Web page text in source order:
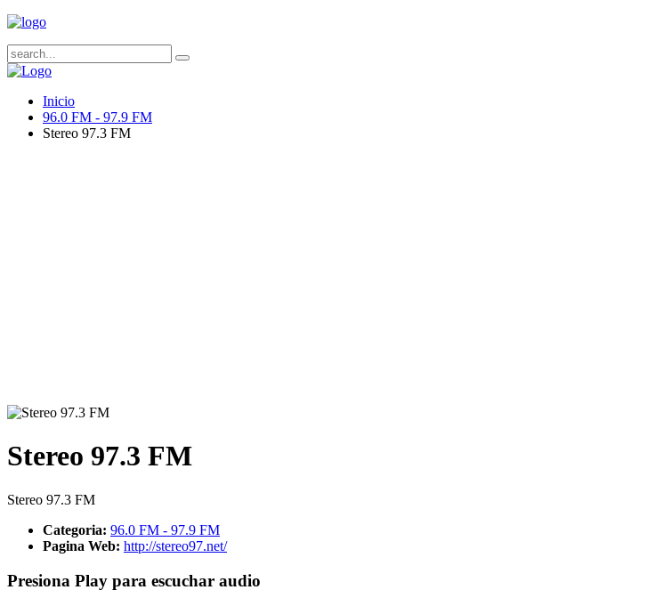
Inicio
96.0 FM - 97.9 FM
Stereo 97.3 FM
Stereo 97.3 FM
Stereo 97.3 FM
Categoria: 96.0 FM - 97.9 FM
Pagina Web: http://stereo97.net/
Presiona Play para escuchar audio